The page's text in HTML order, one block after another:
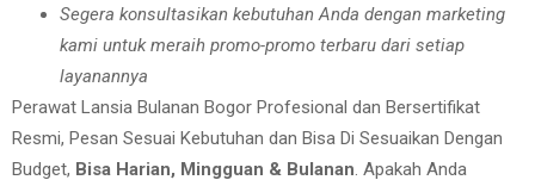
Segera konsultasikan kebutuhan Anda dengan marketing
kami untuk meraih promo-promo terbaru dari setiap
layanannya
Perawat Lansia Bulanan Bogor Profesional dan Bersertifikat
Resmi, Pesan Sesuai Kebutuhan dan Bisa Di Sesuaikan Dengan
Budget, Bisa Harian, Mingguan & Bulanan. Apakah Anda